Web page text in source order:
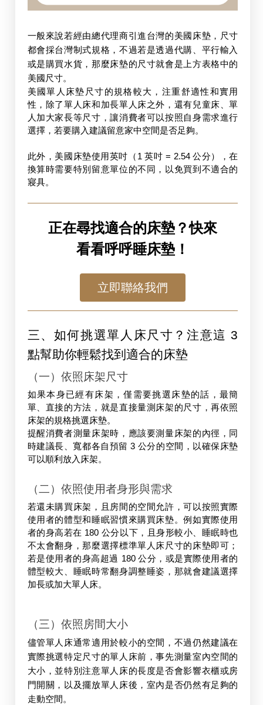
一般來說若經由總代理商引進台灣的美國床墊，尺寸
都會採台灣制式規格，不過若是透過代購、平行輸入
或是購買水貨，那麼床墊的尺寸就會是上方表格中的
美國尺寸。
美國單人床墊尺寸的規格較大，注重舒適性和實用
性，除了單人床和加長單人床之外，還有兒童床、單
人加大家長等尺寸，讓消費者可以按照自身需求進行
選擇，若要購入建議留意家中空間是否足夠。
此外，美國床墊使用英吋（1 英吋 = 2.54 公分），在
換算時需要特別留意單位的不同，以免買到不適合的
寢具。
正在尋找適合的床墊？快來
看看呼呼睡床墊！
立即聯絡我們
三、如何挑選單人床尺寸？注意這 3
點幫助你輕鬆找到適合的床墊
（一）依照床架尺寸
如果本身已經有床架，僅需要挑選床墊的話，最簡
單、直接的方法，就是直接量測床架的尺寸，再依照
床架的規格挑選床墊。
提醒消費者測量床架時，應該要測量床架的內徑，同
時建議長、寬都各自預留 3 公分的空間，以確保床墊
可以順利放入床架。
（二）依照使用者身形與需求
若還未購買床架，且房間的空間允許，可以按照實際
使用者的體型和睡眠習慣來購買床墊。例如實際使用
者的身高若在 180 公分以下，且身形較小、睡眠時也
不太會翻身，那麼選擇標準單人床尺寸的床墊即可；
若是使用者的身高超過 180 公分，或是實際使用者的
體型較大、睡眠時常翻身調整睡姿，那就會建議選擇
加長或加大單人床。
（三）依照房間大小
儘管單人床通常適用於較小的空間，不過仍然建議在
實際挑選特定尺寸的單人床前，事先測量室內空間的
大小，並特別注意單人床的長度是否會影響衣櫃或房
門開關，以及擺放單人床後，室內是否仍然有足夠的
走動空間。